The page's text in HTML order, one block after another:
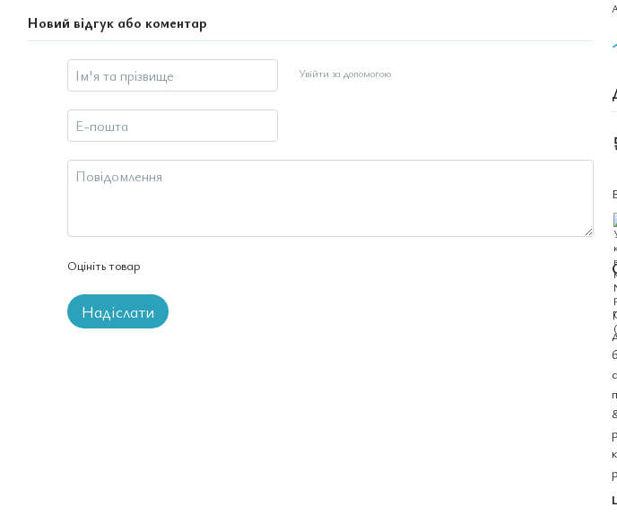
Новий відгук або коментар
Увійти за допомогою
Оцініть товар
Надіслати